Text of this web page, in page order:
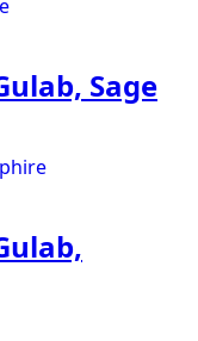
Sage